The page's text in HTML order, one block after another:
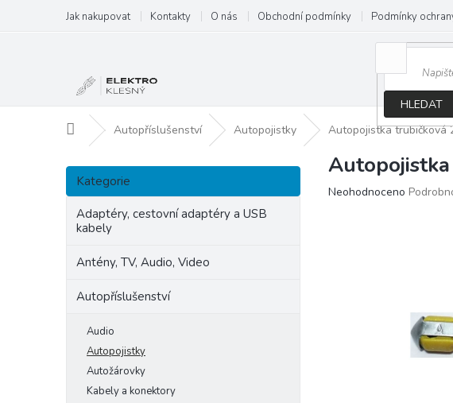
obsah
Jak nakupovat Kontakty O nás Obchodní podmínky Podmínky
HLEDAT
Domů Autopříslušenství Autopojistky Autopojistka trubičková
P
s
Přeskočit
kategorie
Kategorie
Adaptéry, cestovní adaptéry a USB
kabely
Antény, TV, Audio, Video
Autopříslušenství
Audio
Autopojistky
Autožárovky
Kabely a konektory
Průměrné
Neohodnoceno